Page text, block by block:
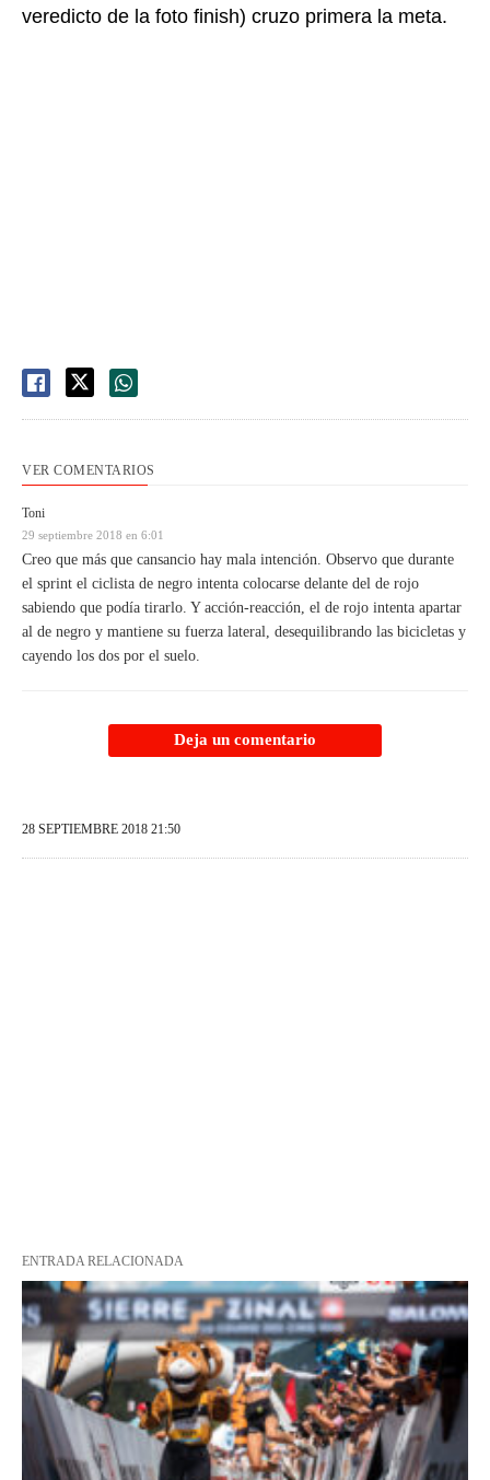
veredicto de la foto finish) cruzo primera la meta.
VER COMENTARIOS
Toni
29 septiembre 2018 en 6:01
Creo que más que cansancio hay mala intención. Observo que durante
el sprint el ciclista de negro intenta colocarse delante del de rojo
sabiendo que podía tirarlo. Y acción-reacción, el de rojo intenta apartar
al de negro y mantiene su fuerza lateral, desequilibrando las bicicletas y
cayendo los dos por el suelo.
Deja un comentario
28 SEPTIEMBRE 2018 21:50
ENTRADA RELACIONADA